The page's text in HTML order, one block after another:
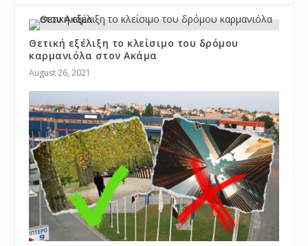
Θετική εξέλιξη το κλείσιμο του δρόμου
καρμανιόλα στον Ακάμα
August 26, 2021